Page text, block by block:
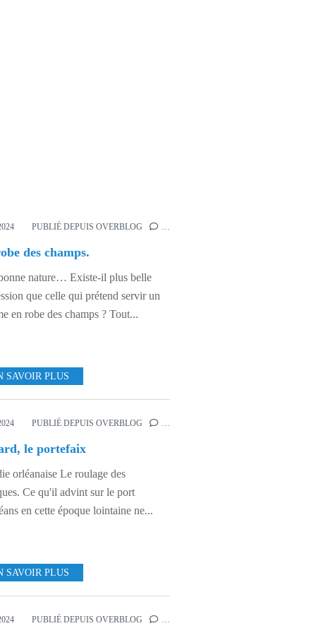
PUBLIÉ DEPUIS OVERBLOG …
des champs.
nature… Existe-il plus belle
que celle qui prétend servir un
en robe des champs ? Tout...
SAVOIR PLUS
PUBLIÉ DEPUIS OVERBLOG …
le portefaix
orléanaise Le roulage des
Ce qu'il advint sur le port
en cette époque lointaine ne...
SAVOIR PLUS
PUBLIÉ DEPUIS OVERBLOG …